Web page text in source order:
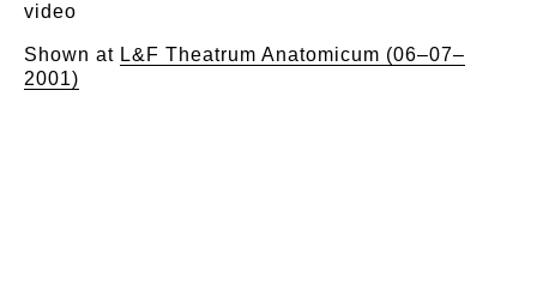
video
Shown at L&F Theatrum Anatomicum (06–07–
2001)